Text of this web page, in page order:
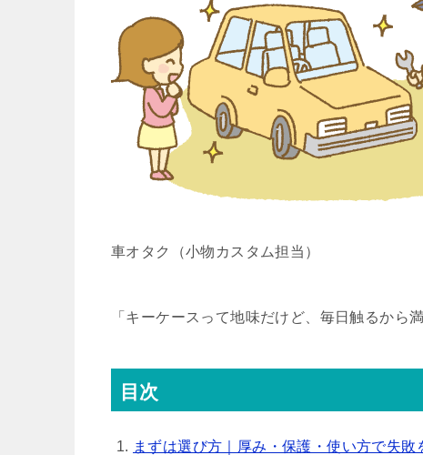
車オタク（小物カスタム担当）
「キーケースって地味だけど、毎日触るから
目次
まずは選び方｜厚み・保護・使い方で失敗